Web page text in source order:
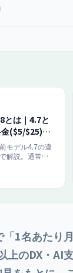
は｜4.7と
($5/$25)・
年6月版】
モデル4.7の違
解説。通常料
$10/$50で約
Code新機能
1名あたり
のDX・AI